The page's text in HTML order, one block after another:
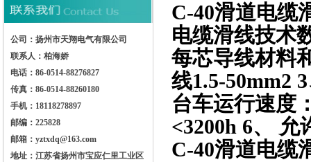
公司：扬州市天翔电气有限公司
联系人：柏海娇
电话：86-0514-88276827
传真：86-0514-88260180
手机：18118278897
邮编：225828
邮箱：yztxdq@163.com
地址：江苏省扬州市宝应仁里工业区
C-40滑道电缆
电缆滑线技术
每芯导线材料
线1.5-50mm2
台车运行速度
<3200h 6、 允
C-40滑道电缆